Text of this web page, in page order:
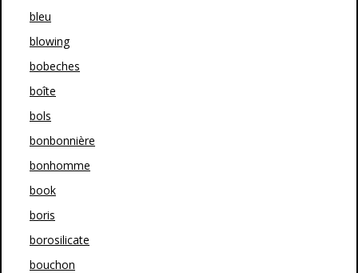
bleu
blowing
bobeches
boîte
bols
bonbonnière
bonhomme
book
boris
borosilicate
bouchon